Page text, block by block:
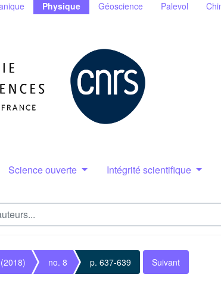
Physique Géoscience Palevol
Science ouverte Intégrité scientifique
no. 8 p. 637-639 Suivant